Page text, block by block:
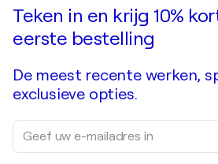
Teken in en krijg 10%
eerste bestelling
De meest recente werken,
exclusieve opties.